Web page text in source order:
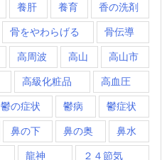
養肝 養育 香の洗剤
骨をやわらげる 骨伝導
高周波 高山 高山市
高級化粧品 高血圧
鬱の症状 鬱病 鬱症状
鼻の下 鼻の奥 鼻水
龍神 ２４節気